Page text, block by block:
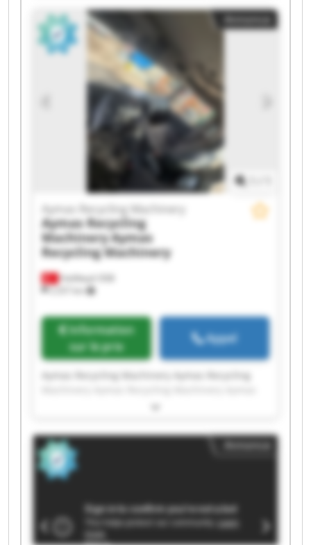
Machinery Aymas Recycling Machinery Aymas
Recycling Machinery Aymas Recycling Machinery
Aymas Recycling Machinery Aymas Recycling
Machinery Aymas Recycling Machinery Aymas
Recycling Machinery Aymas Recycling Machinery
Aymas Recycling Machinery Aymas Recycling
Machinery Aymas Recycling Machinery Aymas
Recycling Machinery Aymas Recycling Machinery
Halilbeyli OSB
2 257 km
Aymas Recycling Machinery
Aymas Recycling
Machinery Aymas
Recycling Machinery
Information
sur le prix
Appel
Aymas Recycling Machinery Aymas Recycling
Recycling Machinery Aymas Recycling Machinery
Machinery Aymas Recycling Machinery Aymas
Recycling Machinery Aymas Recycling Machinery
Aymas Recycling Machinery Aymas Recycling
Machinery Aymas Recycling Machinery Aymas
Aymas Recycling Machinery Aymas Recycling
Machinery Aymas Recycling Machinery Aymas
Recycling Machinery Aymas Recycling Machinery